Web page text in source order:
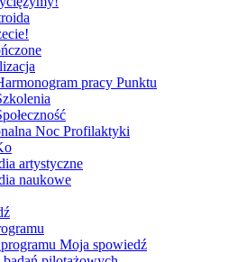
pracy Punktu
Noc Profilaktyki
artystyczne
naukowe
Moja spowiedź